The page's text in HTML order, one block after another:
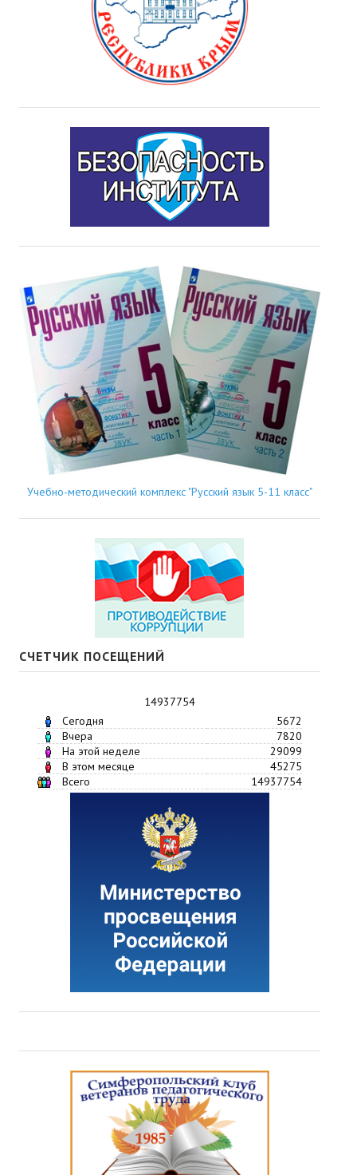
Учебно-методический комплекс "Русский язык 5-11 класс"
СЧЕТЧИК ПОСЕЩЕНИЙ
14937754
Сегодня
5672
Вчера
7820
На этой неделе
29099
В этом месяце
45275
Всего
14937754